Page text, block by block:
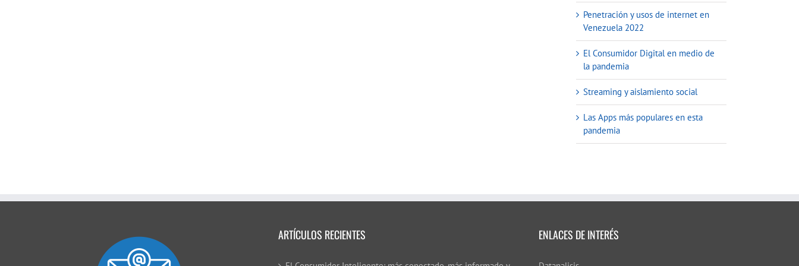
Penetración y usos de internet en
Venezuela 2022
El Consumidor Digital en medio de
la pandemia
Streaming y aislamiento social
Las Apps más populares en esta
pandemia
ARTÍCULOS RECIENTES ENLACES DE INTERÉS